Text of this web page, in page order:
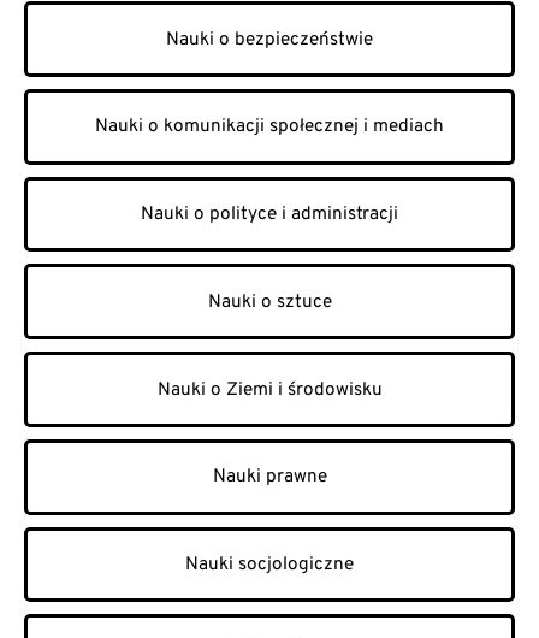
Nauki o bezpieczeństwie
Nauki o komunikacji społecznej i mediach
Nauki o polityce i administracji
Nauki o sztuce
Nauki o Ziemi i środowisku
Nauki prawne
Nauki socjologiczne